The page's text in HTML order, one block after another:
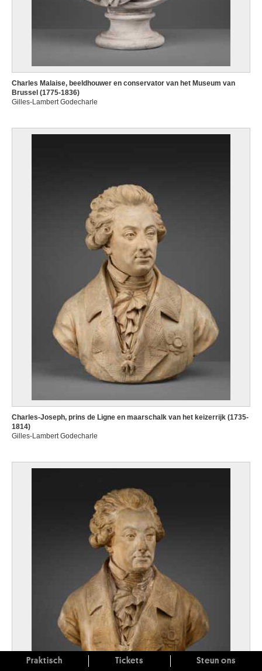
Charles Malaise, beeldhouwer en conservator van het Museum van
Brussel (1775-1836)
Gilles-Lambert Godecharle
Charles-Joseph, prins de Ligne en maarschalk van het keizerrijk (1735-
1814)
Gilles-Lambert Godecharle
Praktisch Tickets Steun ons